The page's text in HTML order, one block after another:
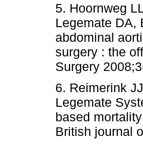
5. Hoornweg
Legemate DA,
abdominal
surgery : the
Surgery
6. Reimerink
Legemate
based
British journal